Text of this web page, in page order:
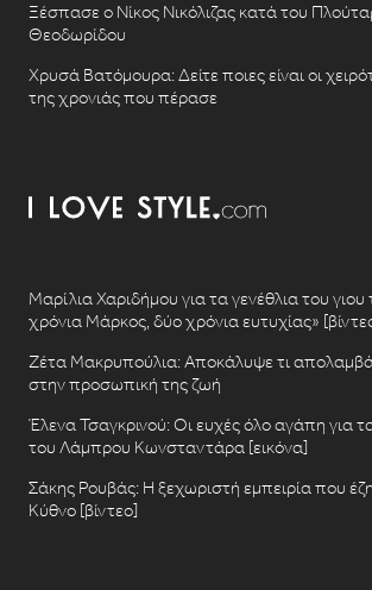
Ξέσπασε ο Νίκος Νικόλιζας κατά του
Θεοδωρίδου
Χρυσά Βατόμουρα: Δείτε ποιες είναι οι
της χρονιάς που πέρασε
Μαρίλια Χαριδήμου για τα γενέθλια του γιου
χρόνια Μάρκος, δύο χρόνια ευτυχίας»
Ζέτα Μακρυπούλια: Αποκάλυψε τι
στην προσωπική της ζωή
Έλενα Τσαγκρινού: Οι ευχές όλο αγάπη για
του Λάμπρου Κωνσταντάρα [εικόνα]
Σάκης Ρουβάς: Η ξεχωριστή εμπειρία που
Κύθνο [βίντεο]